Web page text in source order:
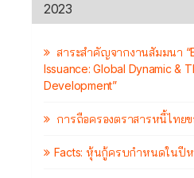
2023
สาระสำคัญจากงานสัมมนา
Issuance: Global Dynamic &
Development”
การถือครองตราสารหนี้ไทย
Facts: หุ้นกู้ครบกำหนดในปี